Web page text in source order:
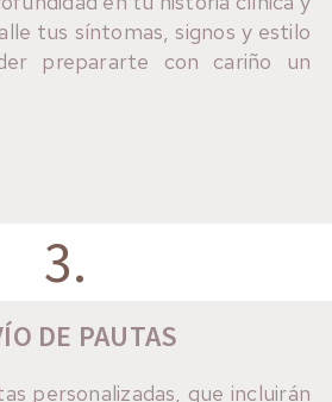
tus síntomas, signos y estilo
prepararte con cariño un
3.
DE PAUTAS
personalizadas, que incluirán